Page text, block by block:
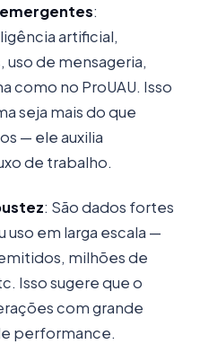
:
artificial,
de mensageria,
como no ProUAU. Isso
seja mais do que
— ele auxilia
de trabalho.
: São dados fortes
em larga escala —
milhões de
Isso sugere que o
com grande
performance.